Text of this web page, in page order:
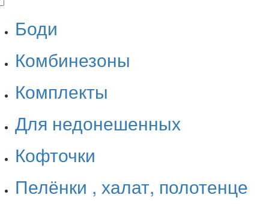
Боди
Комбинезоны
Комплекты
Для недонешенных
Кофточки
Пелёнки , халат, полотенце